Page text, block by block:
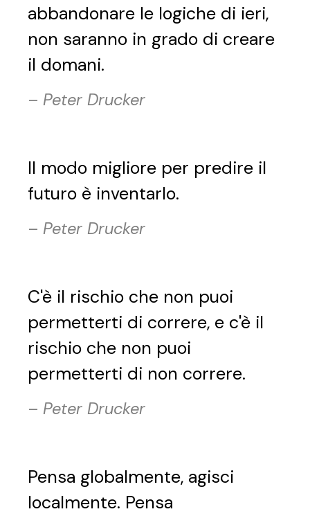
abbandonare le logiche di ieri,
non saranno in grado di creare
il domani.
– Peter Drucker
Il modo migliore per predire il
futuro è inventarlo.
– Peter Drucker
C'è il rischio che non puoi
permetterti di correre, e c'è il
rischio che non puoi
permetterti di non correre.
– Peter Drucker
Pensa globalmente, agisci
localmente. Pensa